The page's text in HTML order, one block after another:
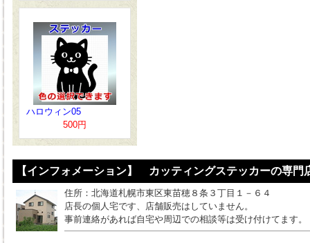
ハロウィン05
500円
【インフォメーション】 カッティングステッカーの専門
住所：北海道札幌市東区東苗穂８条３丁目１－６４
店長の個人宅です、店舗販売はしていません。
事前連絡があれば自宅や周辺での相談等は受け付けてます。